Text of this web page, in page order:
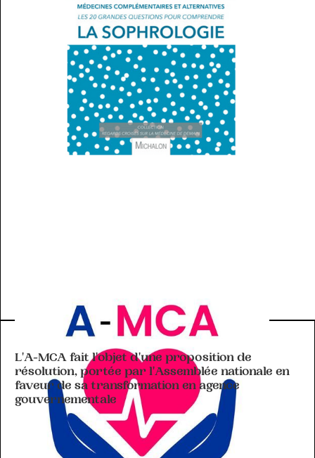
ACTIVITÉ DE L'A-MCA
L'A-MCA fait l'objet d'une proposition de
résolution, portée par l'Assemblée nationale en
faveur de sa transformation en agence
gouvernementale